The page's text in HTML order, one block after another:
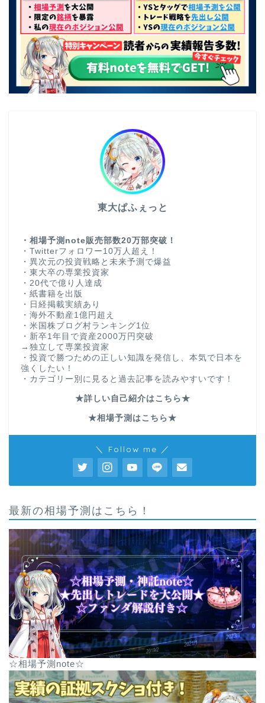
東大ぱふぇっと
・相場予測note販売部数20万部突破！
・Twitterフォロワー10万人超え！
・異次元の投資戦略と未来予測で爆益
・東大卒の専業投資家
・20代で億り人達成
・紙書籍を出版
・日経掲載実績あり
・海外不動産1億円超え
・米国株ブログ村ランキング1位
・新卒1年目で資産2000万円突破
→独立して専業投資家
・投資で勝つための正しい知識を発信し、本気で日本を
強くしたい！
・カテゴリー別に見ると過去記事を読みやすいです！
★詳しい自己紹介はこちら★
★相場予測はこちら★
＼ Follow me ／
最新の相場予測はこちら！
☆相場予測note☆